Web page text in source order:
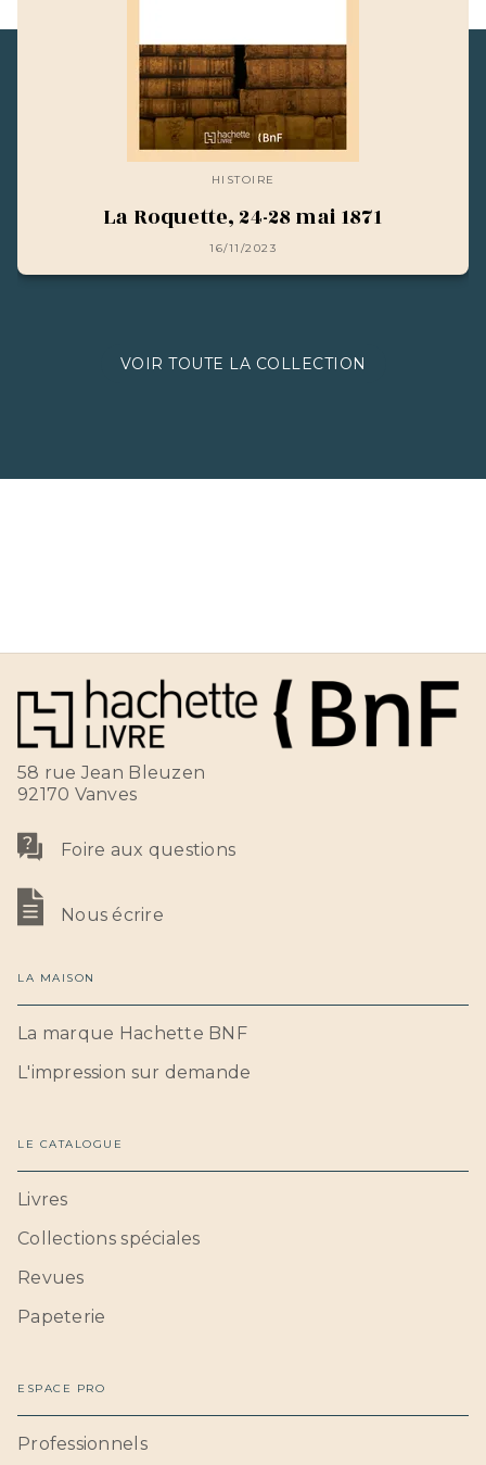
HISTOIRE
La Roquette, 24-28 mai 1871
16/11/2023
VOIR TOUTE LA COLLECTION
58 rue Jean Bleuzen
92170 Vanves
Foire aux questions
Nous écrire
LA MAISON
La marque Hachette BNF
L'impression sur demande
LE CATALOGUE
Livres
Collections spéciales
Revues
Papeterie
ESPACE PRO
Professionnels